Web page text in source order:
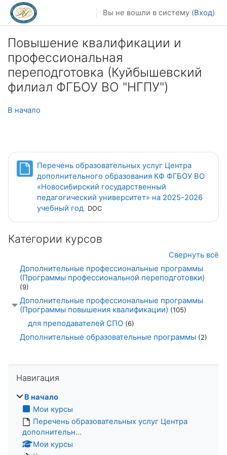
Перейти к основному содержанию
Вы не вошли в систему (Вход)
Повышение квалификации и
профессиональная
переподготовка (Куйбышевский
филиал ФГБОУ ВО "НГПУ")
В начало
Перечень образовательных услуг Центра
дополнительного образования КФ ФГБОУ ВО
«Новосибирский государственный
педагогический университет» на 2025-2026
учебный год Файл
DOC
Категории курсов
Свернуть всё
Дополнительные профессиональные программы
(Программы профессиональной переподготовки)
(9)
Дополнительные профессиональные программы
(Программы повышения квалификации) (105)
для преподавателей СПО (6)
Дополнительные образовательные программы (2)
Навигация
В начало
Мои курсы
Перечень образовательных услуг Центра
дополнительн...
Мои курсы